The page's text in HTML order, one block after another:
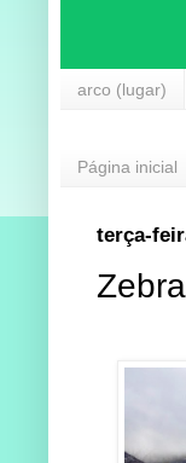
arco (lugar)
Página inicial
terça-